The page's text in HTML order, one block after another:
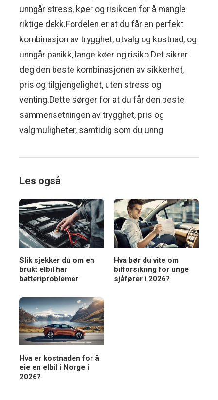
unngår stress, køer og risikoen for å mangle
riktige dekk.Fordelen er at du får en perfekt
kombinasjon av trygghet, utvalg og kostnad, og
unngår panikk, lange køer og risiko.Det sikrer
deg den beste kombinasjonen av sikkerhet,
pris og tilgjengelighet, uten stress og
venting.Dette sørger for at du får den beste
sammensetningen av trygghet, pris og
valgmuligheter, samtidig som du unng
Les også
Slik sjekker du om en
brukt elbil har
batteriproblemer
Hva bør du vite om
bilforsikring for unge
sjåfører i 2026?
Hva er kostnaden for å
eie en elbil i Norge i
2026?